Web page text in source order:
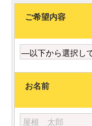
ご希望内容
お名前